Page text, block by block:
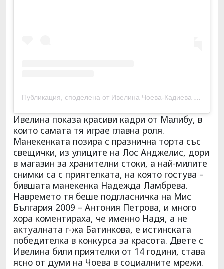
Публикация, споделена от Ивелина Чоева-Кадиева (@ivelinachoeva)
Ивелина показа красиви кадри от Малибу, в
които самата тя играе главна роля.
Манекенката позира с празнична торта със
свещички, из улиците на Лос Анджелис, дори
в магазин за хранителни стоки, а най-милите
снимки са с приятелката, на която гостува –
бившата манекенка Надежда Ламбрева.
Навремето тя беше подгласничка на Мис
България 2009 – Антония Петрова, и много
хора коментираха, че именно Надя, а не
актуалната г-жа Батинкова, е истинската
победителка в конкурса за красота. Двете с
Ивелина били приятелки от 14 години, става
ясно от думи на Чоева в социалните мрежи.